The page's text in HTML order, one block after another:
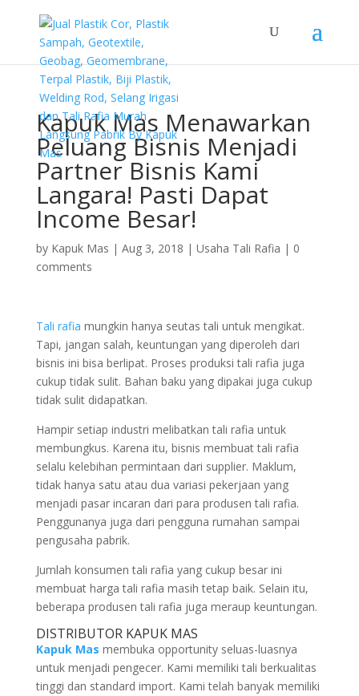
Kapuk Mas Menawarkan
Peluang Bisnis Menjadi
Partner Bisnis Kami
Langara! Pasti Dapat
Income Besar!
by Kapuk Mas | Aug 3, 2018 | Usaha Tali Rafia | 0
comments
Tali rafia mungkin hanya seutas tali untuk mengikat.
Tapi, jangan salah, keuntungan yang diperoleh dari
bisnis ini bisa berlipat. Proses produksi tali rafia juga
cukup tidak sulit. Bahan baku yang dipakai juga cukup
tidak sulit didapatkan.
Hampir setiap industri melibatkan tali rafia untuk
membungkus. Karena itu, bisnis membuat tali rafia
selalu kelebihan permintaan dari supplier. Maklum,
tidak hanya satu atau dua variasi pekerjaan yang
menjadi pasar incaran dari para produsen tali rafia.
Penggunanya juga dari pengguna rumahan sampai
pengusaha pabrik.
Jumlah konsumen tali rafia yang cukup besar ini
membuat harga tali rafia masih tetap baik. Selain itu,
beberapa produsen tali rafia juga meraup keuntungan.
DISTRIBUTOR KAPUK MAS
Kapuk Mas membuka opportunity seluas-luasnya
untuk menjadi pengecer. Kami memiliki tali berkualitas
tinggi dan standard import. Kami telah banyak memiliki